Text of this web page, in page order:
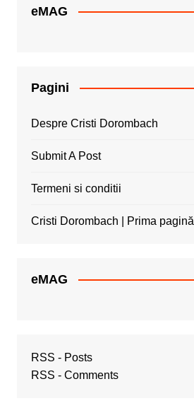
eMAG
Pagini
Despre Cristi Dorombach
Submit A Post
Termeni si conditii
Cristi Dorombach | Prima pagină
eMAG
RSS - Posts
RSS - Comments